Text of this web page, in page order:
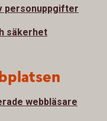
personuppgifter
säkerhet
webbläsare